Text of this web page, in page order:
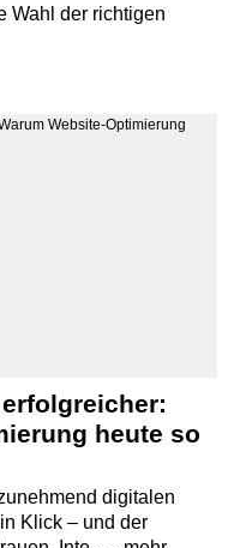
Wahl der richtigen
heute so
digitalen
Klick – und der